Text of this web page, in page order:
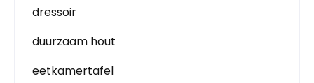
dressoir
duurzaam hout
eetkamertafel